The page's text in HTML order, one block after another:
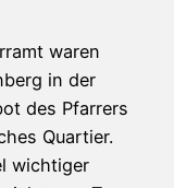
waren
in der
des Pfarrers
Quartier.
wichtiger